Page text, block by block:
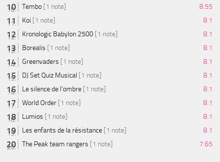
Tembo [1 note]
8.55
Koi [1 note]
8.1
Kronologic Babylon 2500 [1 note]
8.1
Borealis [1 note]
8.1
Greenvaders [1 note]
8.1
DJ Set Quiz Musical [1 note]
8.1
Le silence de l'ombre [1 note]
8.1
World Order [1 note]
8.1
Lumios [1 note]
8.1
Les enfants de la résistance [1 note]
8.1
The Peak team rangers [1 note] 7.65